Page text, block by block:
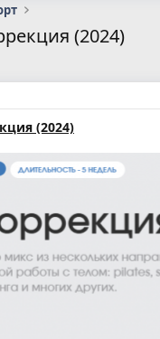
(2024)
(2024)